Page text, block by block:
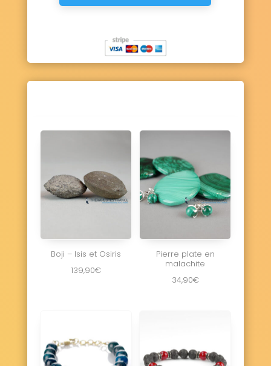
Boji – Isis et Osiris
139,90€
Pierre plate en
malachite
34,90€